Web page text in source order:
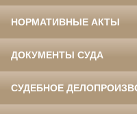
НОРМАТИВНЫЕ АКТЫ
ДОКУМЕНТЫ СУДА
СУДЕБНОЕ